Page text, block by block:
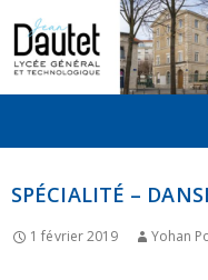
CONTENU
SPÉCIALITÉ –
1 février 2019 Yohan